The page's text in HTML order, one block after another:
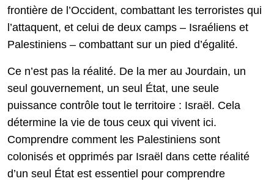
frontière de l’Occident, combattant les terroristes qui
l’attaquent, et celui de deux camps – Israéliens et
Palestiniens – combattant sur un pied d’égalité.
Ce n’est pas la réalité. De la mer au Jourdain, un
seul gouvernement, un seul État, une seule
puissance contrôle tout le territoire : Israël. Cela
détermine la vie de tous ceux qui vivent ici.
Comprendre comment les Palestiniens sont
colonisés et opprimés par Israël dans cette réalité
d’un seul État est essentiel pour comprendre